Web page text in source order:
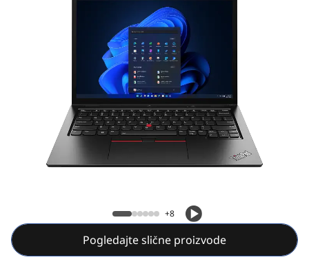
a
L13 Yoga Gen 4 (13″ AMD)+8
Pogledajte slične proizvode